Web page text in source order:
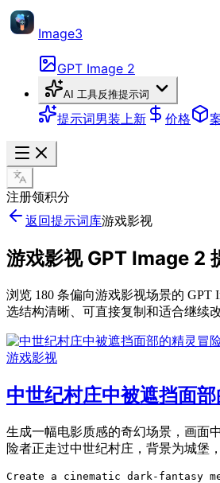
Image3
GPT Image 2
AI 工具反推提示词
提示词男装上新 价格
注册领积分
返回提示词库游戏影视
游戏影视 GPT Image 2
浏览 180 条偏向游戏影视场景的 GPT
选结构清晰、可直接复制和适合继续
游戏影视
中世纪村庄中被遮挡面
生成一幅电影质感的奇幻场景，画面
险者正走过中世纪村庄，背景为城堡
Create a cinematic dark-fantasy